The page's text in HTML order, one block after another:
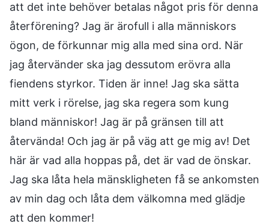
att det inte behöver betalas något pris för denna
återförening? Jag är ärofull i alla människors
ögon, de förkunnar mig alla med sina ord. När
jag återvänder ska jag dessutom erövra alla
fiendens styrkor. Tiden är inne! Jag ska sätta
mitt verk i rörelse, jag ska regera som kung
bland människor! Jag är på gränsen till att
återvända! Och jag är på väg att ge mig av! Det
här är vad alla hoppas på, det är vad de önskar.
Jag ska låta hela mänskligheten få se ankomsten
av min dag och låta dem välkomna med glädje
att den kommer!